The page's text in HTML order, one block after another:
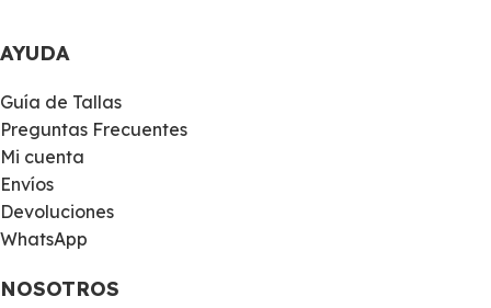
AYUDA
Guía de Tallas
Preguntas Frecuentes
Mi cuenta
Envíos
Devoluciones
WhatsApp
NOSOTROS